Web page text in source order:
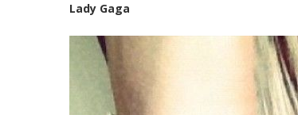
Lady Gaga